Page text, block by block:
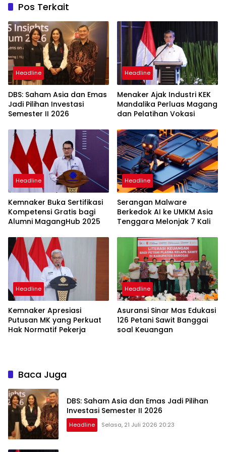
Pos Terkait
Headline
DBS: Saham Asia dan Emas
Jadi Pilihan Investasi
Semester II 2026
Headline
Menaker Ajak Industri KEK
Mandalika Perluas Magang
dan Pelatihan Vokasi
Headline
Kemnaker Buka Sertifikasi
Kompetensi Gratis bagi
Alumni MagangHub 2025
Headline
Serangan Malware
Berkedok AI ke UMKM Asia
Tenggara Melonjak 7 Kali
Headline
Kemnaker Apresiasi
Putusan MK yang Perkuat
Hak Normatif Pekerja
Headline
Asuransi Sinar Mas Edukasi
126 Petani Sawit Banggai
soal Keuangan
Baca Juga
DBS: Saham Asia dan Emas Jadi Pilihan
Investasi Semester II 2026
Headline Selasa, 21 Juli 2026 20:23